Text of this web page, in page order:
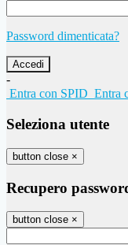
Password dimenticata?
-
Entra con SPID Entra
Seleziona utente
button close ×
Recupero
button close ×